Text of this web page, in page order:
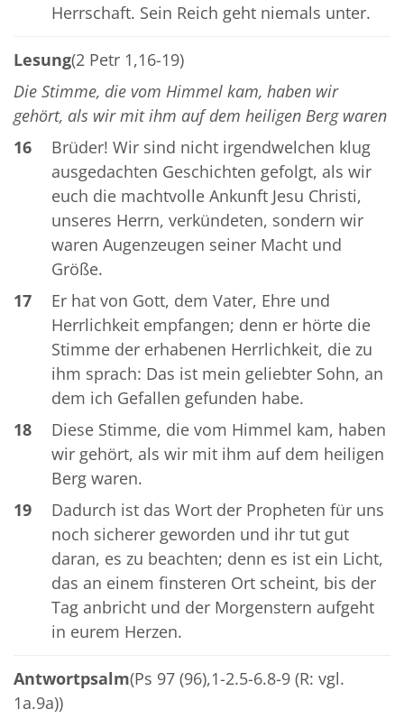
Herrschaft. Sein Reich geht niemals unter.
Lesung(2 Petr 1,16-19)
Die Stimme, die vom Himmel kam, haben wir
gehört, als wir mit ihm auf dem heiligen Berg waren
16
Brüder! Wir sind nicht irgendwelchen klug
ausgedachten Geschichten gefolgt, als wir
euch die machtvolle Ankunft Jesu Christi,
unseres Herrn, verkündeten, sondern wir
waren Augenzeugen seiner Macht und
Größe.
17
Er hat von Gott, dem Vater, Ehre und
Herrlichkeit empfangen; denn er hörte die
Stimme der erhabenen Herrlichkeit, die zu
ihm sprach: Das ist mein geliebter Sohn, an
dem ich Gefallen gefunden habe.
18
Diese Stimme, die vom Himmel kam, haben
wir gehört, als wir mit ihm auf dem heiligen
Berg waren.
19
Dadurch ist das Wort der Propheten für uns
noch sicherer geworden und ihr tut gut
daran, es zu beachten; denn es ist ein Licht,
das an einem finsteren Ort scheint, bis der
Tag anbricht und der Morgenstern aufgeht
in eurem Herzen.
Antwortpsalm(Ps 97 (96),1-2.5-6.8-9 (R: vgl.
1a.9a))